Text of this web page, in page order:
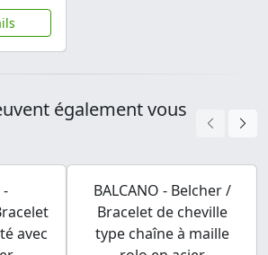
également vous
-
avec
BALCANO - Belcher /
Bracelet de cheville
type chaîne à maille